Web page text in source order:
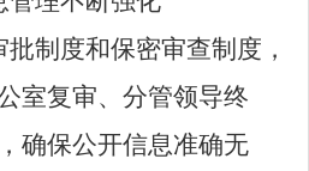
制度和保密审查制度，
室复审、分管领导终
确保公开信息准确无